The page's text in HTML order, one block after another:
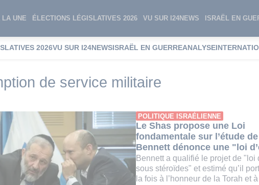
LA UNE ÉLECTIONS LÉGISLATIVES 2026 VU SUR I24NEWS ISRAËL EN
2026VU SUR I24NEWSISRAËL EN GUERREANALYSE
i24NEWS Tags index exemption de service militaire
de service militaire
POLITIQUE ISRAÉLIENNE
Le Shas propose une Loi
fondamentale sur l’étude
Bennett dénonce une "loi
poussée à l'extrême"
Bennett a qualifié le projet de "loi
sous stéroïdes" et estimé qu’il
la fois à l’honneur de la Torah et